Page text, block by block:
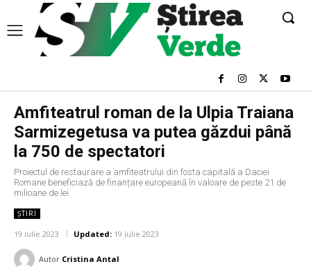
Amfiteatrul roman de la Ulpia Traiana
Sarmizegetusa va putea găzdui până
la 750 de spectatori
Proiectul de restaurare a amfiteatrului din fosta capitală a Daciei
Romane beneficiază de finanțare europeană în valoare de peste 21 de
milioane de lei
ȘTIRI
19 iulie 2023 Updated: 19 iulie 2023
Autor Cristina Antal